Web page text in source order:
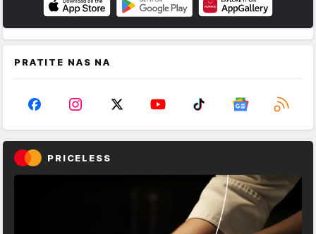
PRATITE NAS NA
PRICELESS